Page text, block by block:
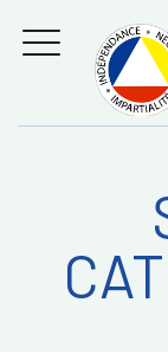
entre
la
MENU
sur: